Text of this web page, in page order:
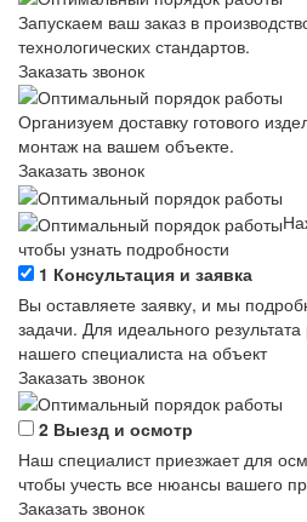
Запускаем ваш заказ в
технологических стандартов.
Заказать звонок
Организуем доставку готового
монтаж на вашем объекте.
Заказать звонок
чтобы узнать подробности
1 Консультация и заявка
Вы оставляете заявку, и мы
задачи. Для идеального
нашего специалиста на объект
Заказать звонок
2 Выезд и осмотр
Наш специалист приезжает для
чтобы учесть все нюансы вашего
Заказать звонок